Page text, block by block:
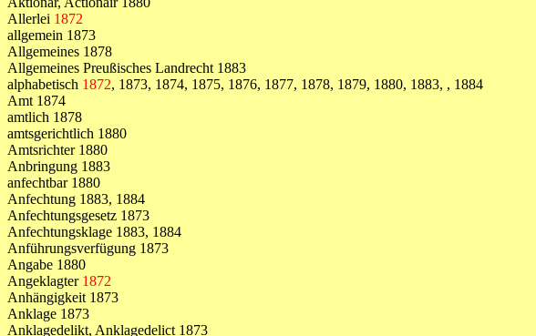
Allerlei 1872
allgemein 1873
Allgemeines 1878
Allgemeines Preußisches Landrecht 1883
alphabetisch 1872, 1873, 1874, 1875, 1876, 1877, 1878, 1879, 1880, 1883, , 1884
Amt 1874
amtlich 1878
amtsgerichtlich 1880
Amtsrichter 1880
Anbringung 1883
anfechtbar 1880
Anfechtung 1883, 1884
Anfechtungsgesetz 1873
Anfechtungsklage 1883, 1884
Anführungsverfügung 1873
Angabe 1880
Angeklagter 1872
Anhängigkeit 1873
Anklage 1873
Anklagedelikt, Anklagedelict 1873